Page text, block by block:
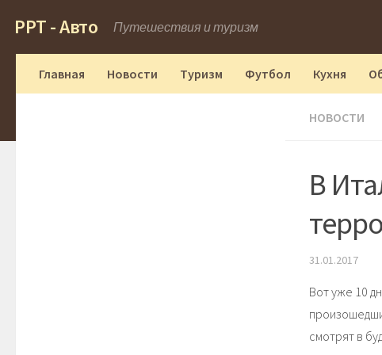
РРТ - Авто Путешествия и туризм
Главная Новости Туризм Футбол Кухня
НОВОСТИ
В
31.01.2017
Вот уже 10
смотрят в